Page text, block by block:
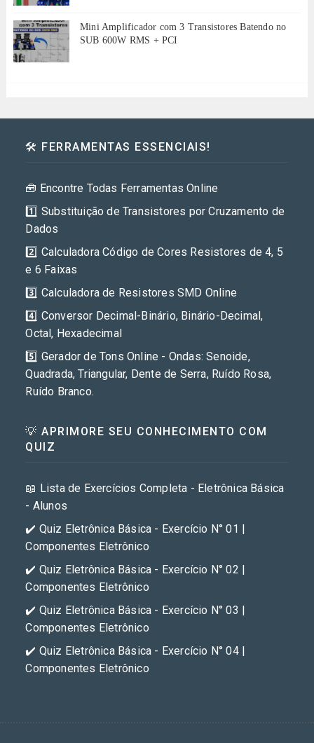
Mini Amplificador com 3 Transistores Batendo no
SUB 600W RMS + PCI
🛠️ FERRAMENTAS ESSENCIAIS!
🧰 Encontre Todas Ferramentas Online
1️⃣ Substituição de Transistores por Cruzamento de
Dados
2️⃣ Calculadora Código de Cores Resistores de 4, 5
e 6 Faixas
3️⃣ Calculadora de Resistores SMD Online
4️⃣ Conversor Decimal-Binário, Binário-Decimal,
Octal, Hexadecimal
5️⃣ Gerador de Tons Online - Ondas: Senoide,
Quadrada, Triangular, Dente de Serra, Ruído Rosa,
Ruído Branco.
💡 APRIMORE SEU CONHECIMENTO COM
QUIZ
📖 Lista de Exercícios Completa - Eletrônica Básica
- Alunos
✔️ Quiz Eletrônica Básica - Exercício N° 01 |
Componentes Eletrônico
✔️ Quiz Eletrônica Básica - Exercício N° 02 |
Componentes Eletrônico
✔️ Quiz Eletrônica Básica - Exercício N° 03 |
Componentes Eletrônico
✔️ Quiz Eletrônica Básica - Exercício N° 04 |
Componentes Eletrônico